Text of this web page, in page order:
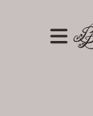
Hopp til innhold